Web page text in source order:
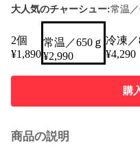
大人気のチャーシュー:常温／
2個
¥1,890
常温／650ｇ
¥2,990
冷凍／
¥4,290
購
商品の説明